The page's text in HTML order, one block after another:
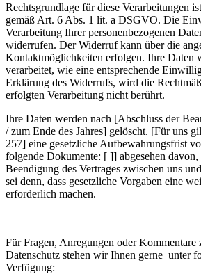
Rechtsgrundlage für diese Verarbeitungen
gemäß Art. 6 Abs. 1 lit. a DSGVO. Die
Verarbeitung Ihrer personenbezogenen
widerrufen. Der Widerruf kann über die
Kontaktmöglichkeiten erfolgen. Ihre Daten
verarbeitet, wie eine entsprechende
Erklärung des Widerrufs, wird die
erfolgten Verarbeitung nicht berührt.
Ihre Daten werden nach [Abschluss der
/ zum Ende des Jahres] gelöscht. [Für uns
257] eine gesetzliche Aufbewahrungsfrist
folgende Dokumente: [ ]] abgesehen davon,
Beendigung des Vertrages zwischen uns
sei denn, dass gesetzliche Vorgaben eine
erforderlich machen.
Für Fragen, Anregungen oder Kommentare
Datenschutz stehen wir Ihnen gerne unter
Verfügung: